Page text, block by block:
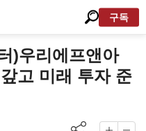
구독
)우리에프앤아
고 미래 투자 준